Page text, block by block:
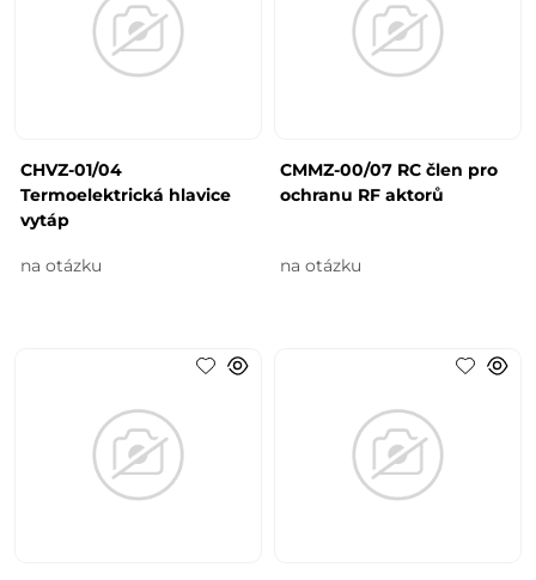
CHVZ-01/04
Termoelektrická hlavice
vytáp
na otázku
CMMZ-00/07 RC člen pro
ochranu RF aktorů
na otázku